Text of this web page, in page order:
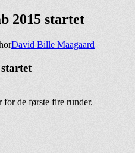
2015 startet
David Bille Maagaard
de første fire runder.